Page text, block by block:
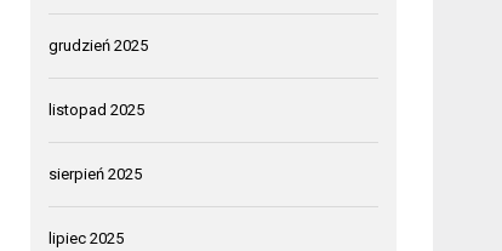
grudzień 2025
listopad 2025
sierpień 2025
lipiec 2025